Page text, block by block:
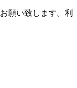
願い致します。利